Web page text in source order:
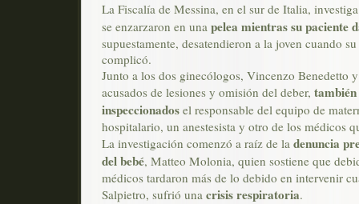
La Fiscalía de Messina, en el sur de Italia,
se enzarzaron en una pelea mientras su paciente
supuestamente, desatendieron a la joven cuando
complicó.
Junto a los dos ginecólogos, Vincenzo Benedetto
acusados de lesiones y omisión del deber, también
inspeccionados el responsable del equipo de
hospitalario, un anestesista y otro de los médicos
La investigación comenzó a raíz de la denuncia
del bebé, Matteo Molonia, quien sostiene que
médicos tardaron más de lo debido en intervenir
Salpietro, sufrió una crisis respiratoria.